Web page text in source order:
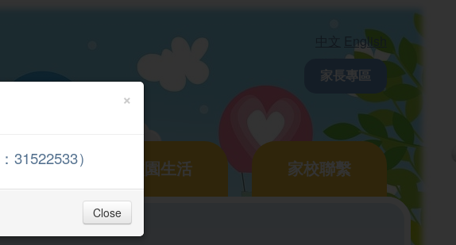
×
）
Close
English
家長專區
教 校園生活 家校聯繫